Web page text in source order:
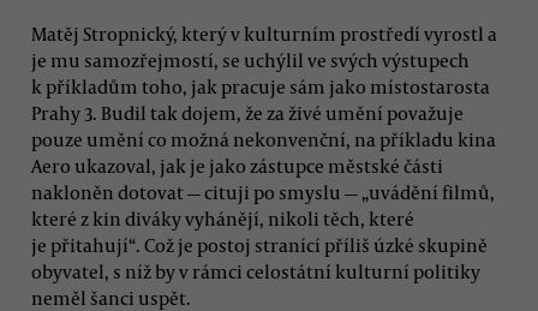
Matěj Stropnický, který v kulturním prostředí vyrostl a
je mu samozřejmostí, se uchýlil ve svých výstupech
k příkladům toho, jak pracuje sám jako místostarosta
Prahy 3. Budil tak dojem, že za živé umění považuje
pouze umění co možná nekonvenční, na příkladu kina
Aero ukazoval, jak je jako zástupce městské části
nakloněn dotovat — cituji po smyslu — „uvádění filmů,
které z kin diváky vyhánějí, nikoli těch, které
je přitahují“. Což je postoj stranící příliš úzké skupině
obyvatel, s níž by v rámci celostátní kulturní politiky
neměl šanci uspět.